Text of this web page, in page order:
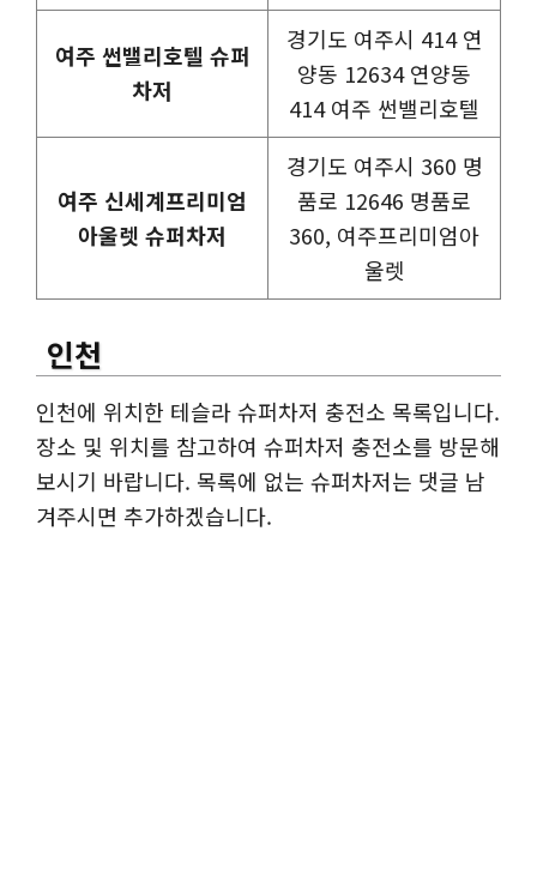
여주 썬밸리호텔 슈퍼
차저
경기도 여주시 414 연
양동 12634 연양동
414 여주 썬밸리호텔
여주 신세계프리미엄
아울렛 슈퍼차저
경기도 여주시 360 명
품로 12646 명품로
360, 여주프리미엄아
울렛
인천
인천에 위치한 테슬라 슈퍼차저 충전소 목록입니다.
장소 및 위치를 참고하여 슈퍼차저 충전소를 방문해
보시기 바랍니다. 목록에 없는 슈퍼차저는 댓글 남
겨주시면 추가하겠습니다.